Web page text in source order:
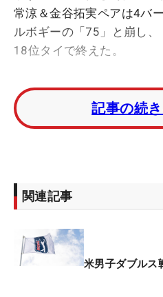
常涼＆金谷拓実ペアは4バ
ルボギーの「75」と崩し、
18位タイで終えた。
ディフェンディングチャ
ロイ（北アイルランド）＆
イルランド）はトータル
単独首位で迎えたアンドリ
リフィン（ともに米国）が
ともにツアー初優勝となっ
記事の続
関連記事
米男子ダブル